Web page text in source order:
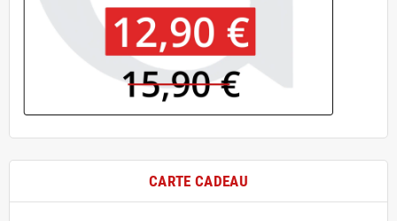
CARTE CADEAU